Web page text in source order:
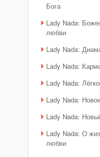
Бога
Lady Nada:
любви
Lady Nada:
Lady Nada:
Lady Nada:
Lady Nada:
Lady Nada:
Lady Nada: О
любви